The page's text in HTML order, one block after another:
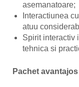
asemanatoare;
Interactiunea
atuu
Spirit interactiv
tehnica si
Pachet